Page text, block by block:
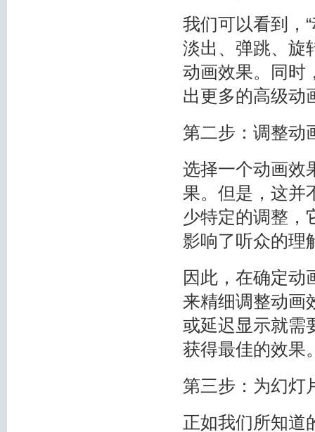
我们可以看到，
淡出、弹跳、旋
动画效果。同时
出更多的高级动
第二步：调整动
选择一个动画效
果。但是，这并
少特定的调整，
影响了听众的理
因此，在确定动
来精细调整动画
或延迟显示就需
获得最佳的效果
第三步：为幻灯
正如我们所知道